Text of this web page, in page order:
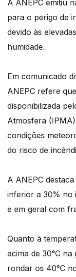
A ANEPC emitiu
para o perigo de
devido às
humidade.
Em comunicado
ANEPC refere
disponibilizada
Atmosfera
condições
do risco de
A ANEPC
inferior a 30% no
e em geral com
Quanto à
acima de 30°C
rondar os 40°C